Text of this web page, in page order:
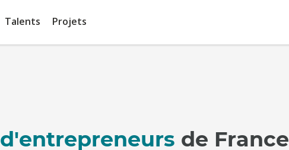
Talents Projets
d'entrepreneurs de France